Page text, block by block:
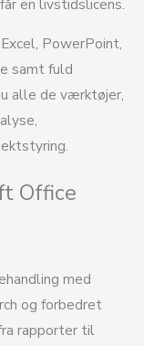
en livstidslicens.
PowerPoint,
samt fuld
alle de værktøjer,
Office
med
og forbedret
rapporter til